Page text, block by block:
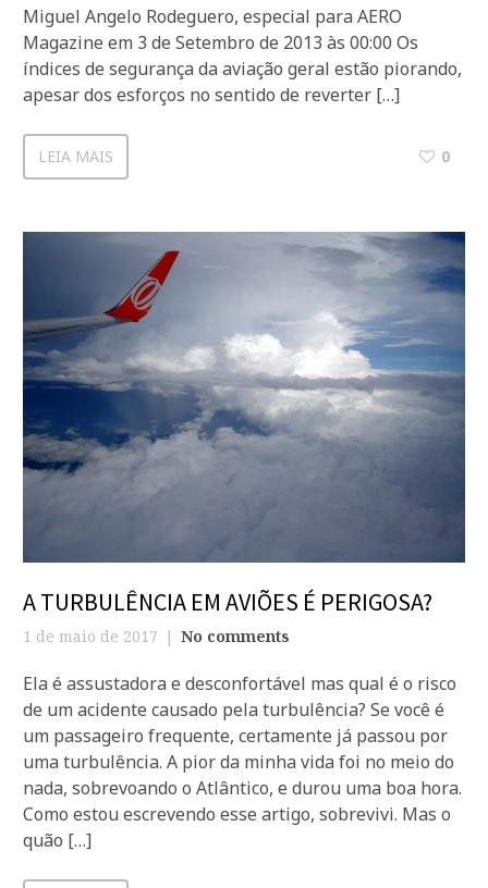
Miguel Angelo Rodeguero, especial para AERO
Magazine em 3 de Setembro de 2013 às 00:00 Os
índices de segurança da aviação geral estão piorando,
apesar dos esforços no sentido de reverter […]
LEIA MAIS 0
A TURBULÊNCIA EM AVIÕES É PERIGOSA?
1 de maio de 2017 No comments
Ela é assustadora e desconfortável mas qual é o risco
de um acidente causado pela turbulência? Se você é
um passageiro frequente, certamente já passou por
uma turbulência. A pior da minha vida foi no meio do
nada, sobrevoando o Atlântico, e durou uma boa hora.
Como estou escrevendo esse artigo, sobrevivi. Mas o
quão […]